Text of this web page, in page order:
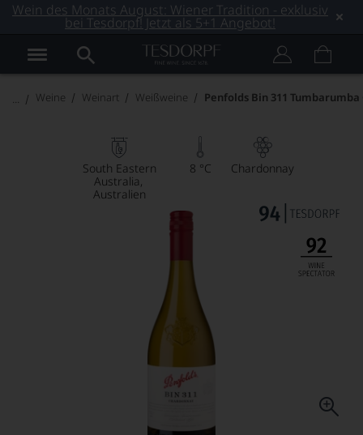
Wein des Monats August: Wiener Tradition - exklusiv
bei Tesdorpf! Jetzt als 5+1 Angebot!
Weine Weinart Weißweine Penfolds Bin 311
South Eastern
Australia
Australien
8 °C Chardonnay